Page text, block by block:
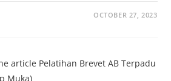
OCTOBER 27, 2023